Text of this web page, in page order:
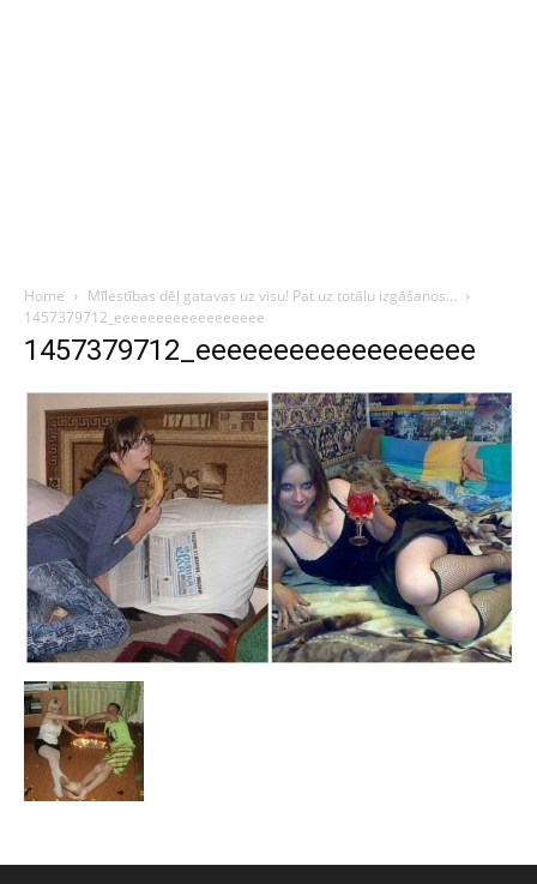
Home
Mīlestības dēļ gatavas uz visu! Pat uz totālu izgāšanos…
1457379712_eeeeeeeeeeeeeeeeee
1457379712_eeeeeeeeeeeeeeeeee